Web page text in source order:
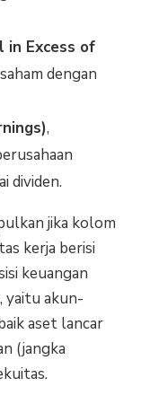
in Excess of
dengan
,
dividen.
jika kolom
kerja berisi
keuangan
yaitu akun-
aset lancar
(jangka